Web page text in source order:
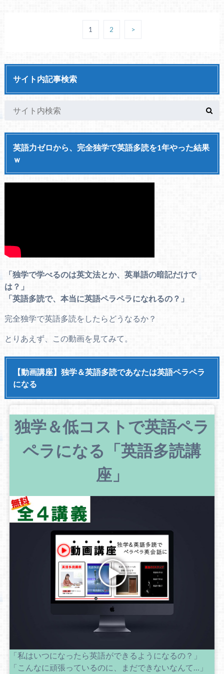
1 2 >
サイト内記事検索
英語力ゼロから、完全独学で英語多読を1年やった結果
ｗ
「独学で学べるのは英文法とか、英単語の暗記だけで
は？」
「英語多読で、本当に英語ペラペラになれるの？」
完全独学で英語多読をしたらどうなるか？
とりあえず、この動画を見てみて。
【動画講座】独学＆英語多読であなたは英語ペラペラ
になる
独学＆低コストで英語ペラ
ペラになる「英語多読講
座」
「私はいつになったら英語ができるようになるの？」
「こんなに頑張っているのに、まだできないなんて…」